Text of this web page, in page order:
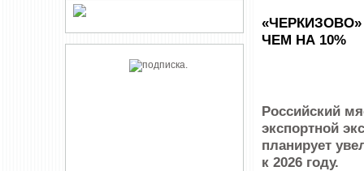
ЧЕМ НА 10%
Российский
экспортной
планирует
к 2026 году.